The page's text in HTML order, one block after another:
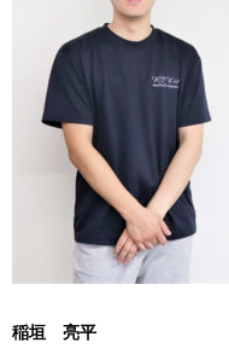
稲垣 亮平